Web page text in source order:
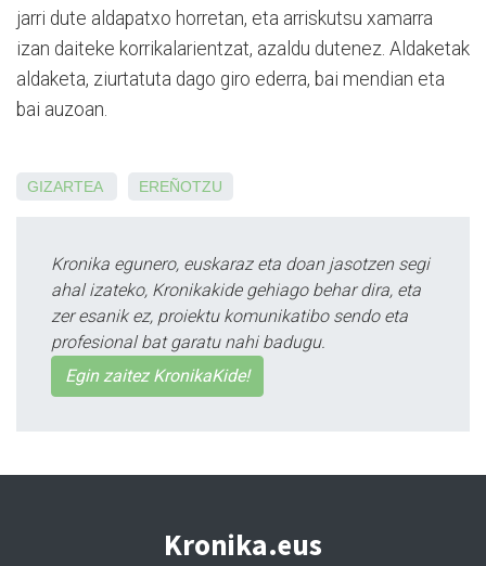
jarri dute aldapatxo horretan, eta arriskutsu xamarra
izan daiteke korrikalarientzat, azaldu dutenez. Aldaketak
aldaketa, ziurtatuta dago giro ederra, bai mendian eta
bai auzoan.
GIZARTEA EREÑOTZU
Kronika egunero, euskaraz eta doan jasotzen segi
ahal izateko, Kronikakide gehiago behar dira, eta
zer esanik ez, proiektu komunikatibo sendo eta
profesional bat garatu nahi badugu.
Egin zaitez KronikaKide!
Kronika.eus